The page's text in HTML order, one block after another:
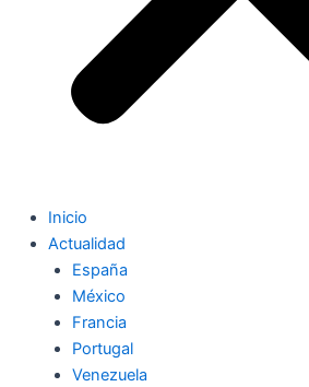
Inicio
Actualidad
España
México
Francia
Portugal
Venezuela